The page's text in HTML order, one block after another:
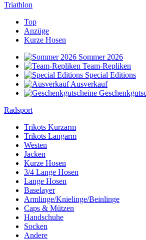
Triathlon
Top
Anzüge
Kurze Hosen
Sommer 2026
Team-Repliken
Special Editions
Ausverkauf
Radsport
Trikots Kurzarm
Trikots Langarm
Westen
Jacken
Kurze Hosen
3/4 Lange Hosen
Lange Hosen
Baselayer
Armlinge/Knielinge/Beinlinge
Caps & Mützen
Handschuhe
Socken
Andere